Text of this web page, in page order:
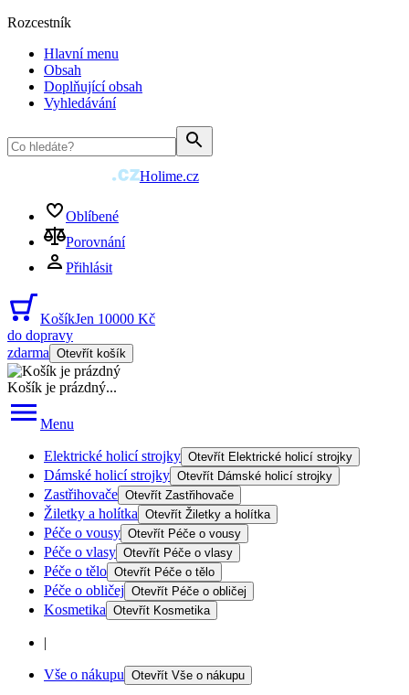
Rozcestník
Hlavní menu
Obsah
Doplňující obsah
Vyhledávání
Holime.cz
Oblíbené
Porovnání
Přihlásit
KošíkJen 10000 Kč
do dopravy
zdarma Otevřít košík
Košík je prázdný...
Menu
Elektrické holicí strojky Otevřít Elektrické holicí strojky
Dámské holicí strojky Otevřít Dámské holicí strojky
Zastřihovače Otevřít Zastřihovače
Žiletky a holítka Otevřít Žiletky a holítka
Péče o vousy Otevřít Péče o vousy
Péče o vlasy Otevřít Péče o vlasy
Péče o tělo Otevřít Péče o tělo
Péče o obličej Otevřít Péče o obličej
Kosmetika Otevřít Kosmetika
|
Vše o nákupu Otevřít Vše o nákupu